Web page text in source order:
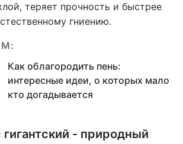
теряет прочность и быстрее
гниению.
Как облагородить пень:
интересные идеи, о которых мало
кто догадывается
- природный